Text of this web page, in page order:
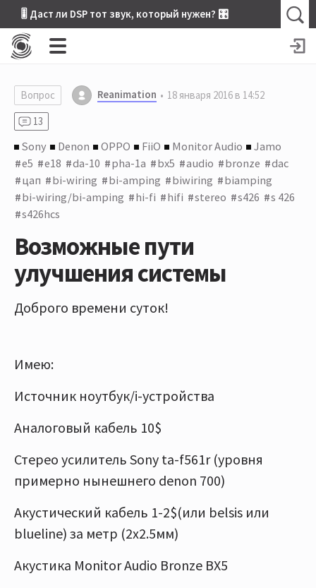
🎚 Даст ли DSP тот звук, который нужен? 🎛
Вопрос Reanimation
18 января 2016 в 14:52
13
Sony Denon OPPO FiiO Monitor Audio
Jamo
e5
e18 da-10 pha-1a bx5 audio bronze
dac
цап
bi-wiring bi-amping biwiring
biamping
bi-wiring/bi-amping
hi-fi hifi stereo s426
s 426
s426hcs
Возможные пути
улучшения системы
Доброго времени суток!
Имею:
Источник ноутбук/i-устройства
Аналоговый кабель 10$
Стерео усилитель Sony ta-f561r (уровня
примерно нынешнего denon 700)
Акустический кабель 1-2$(или belsis или
blueline) за метр (2х2.5мм)
Акустика Monitor Audio Bronze BX5